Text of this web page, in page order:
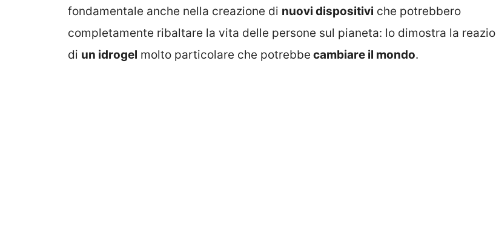
fondamentale anche nella creazione di nuovi dispositivi che potrebbero
completamente ribaltare la vita delle persone sul pianeta: lo dimostra la
di un idrogel molto particolare che potrebbe cambiare il mondo.